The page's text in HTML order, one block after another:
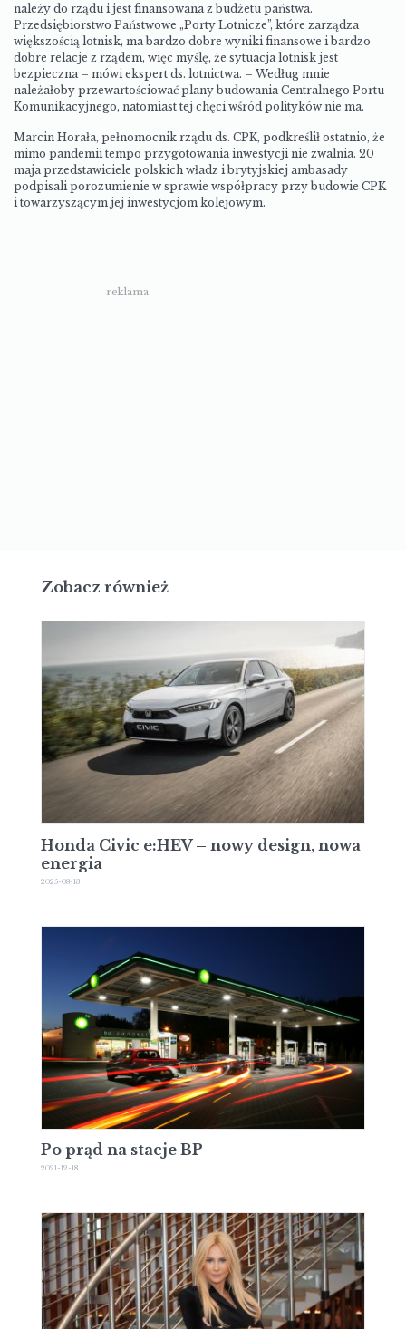
należy do rządu i jest finansowana z budżetu państwa.
Przedsiębiorstwo Państwowe „Porty Lotnicze”, które zarządza
większością lotnisk, ma bardzo dobre wyniki finansowe i bardzo
dobre relacje z rządem, więc myślę, że sytuacja lotnisk jest
bezpieczna – mówi ekspert ds. lotnictwa. – Według mnie
należałoby przewartościować plany budowania Centralnego Portu
Komunikacyjnego, natomiast tej chęci wśród polityków nie ma.
Marcin Horała, pełnomocnik rządu ds. CPK, podkreślił ostatnio, że
mimo pandemii tempo przygotowania inwestycji nie zwalnia. 20
maja przedstawiciele polskich władz i brytyjskiej ambasady
podpisali porozumienie w sprawie współpracy przy budowie CPK
i towarzyszącym jej inwestycjom kolejowym.
reklama
Zobacz również
Honda Civic e:HEV – nowy design, nowa
energia
2025-08-13
Po prąd na stacje BP
2021-12-18